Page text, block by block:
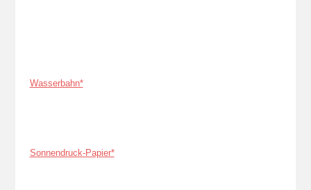
Wasserbahn*
Sonnendruck-Papier*